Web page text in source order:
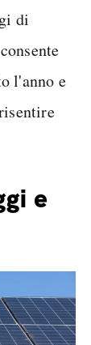
di
l'anno e
e